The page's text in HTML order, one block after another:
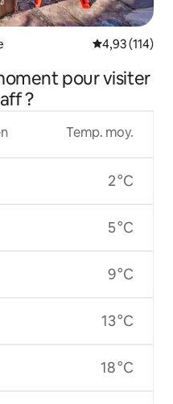
Évaluation
4,93 (114)
pour visiter
?
Temp. moy.
2 °C
5 °C
9 °C
13 °C
18 °C